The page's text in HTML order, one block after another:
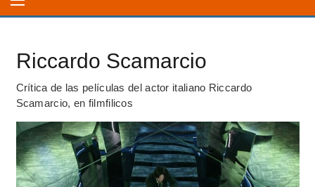
Riccardo Scamarcio
Crítica de las películas del actor italiano Riccardo
Scamarcio, en filmfilicos